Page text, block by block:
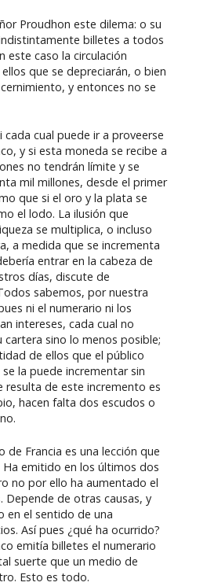
Proudhon este dilema: o su
billetes a todos
este caso la circulación
que se depreciarán, o bien
y entonces no se
cada cual puede ir a proveerse
y si esta moneda se recibe a
no tendrán límite y se
mil millones, desde el primer
que si el oro y la plata se
el lodo. La ilusión que
se multiplica, o incluso
a medida que se incrementa
entrar en la cabeza de
días, discute de
sabemos, por nuestra
ni el numerario ni los
intereses, cada cual no
cartera sino lo menos posible;
de ellos que el público
la puede incrementar sin
de este incremento es
hacen falta dos escudos o
de Francia es una lección que
emitido en los últimos dos
no por ello ha aumentado el
Depende de otras causas, y
en el sentido de una
Así pues ¿qué ha ocurrido?
emitía billetes el numerario
suerte que un medio de
Esto es todo.